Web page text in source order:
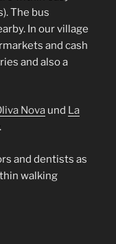
The bus
In our village
and cash
and also a
Nova und La
and dentists as
walking